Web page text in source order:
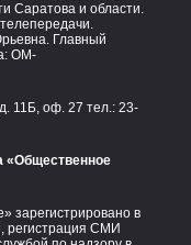
Саратова и области.
Главный
OM-
11Б, оф. 27 тел.: 23-
«Общественное
зарегистрировано в
регистрация СМИ